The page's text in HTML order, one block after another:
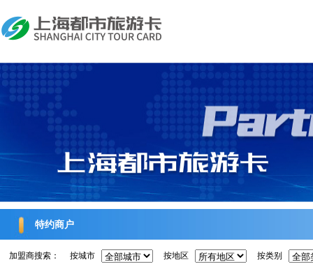
特约商户
加盟商搜索： 按城市 按地区 按类别